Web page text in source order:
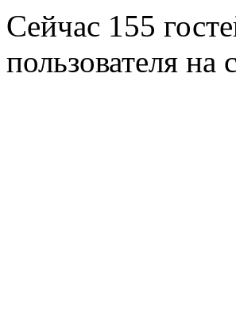
Сейчас 155
пользователя на